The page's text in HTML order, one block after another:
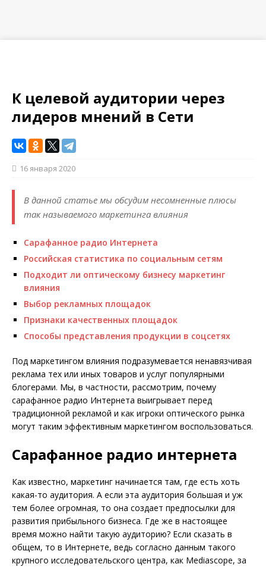
К целевой аудитории через
лидеров мнений в Сети
16 января 2020
В данной статье мы обсудим несомненные плюсы
так называемого маркетинга влияния
Сарафанное радио Интернета
Российская статистика по социальным сетям
Подходит ли оптическому бизнесу маркетинг
влияния
Выбор рекламных площадок
Признаки качественных площадок
Способы представления продукции в соцсетях
Под маркетингом влияния подразумевается ненавязчивая
реклама тех или иных товаров и услуг популярными
блогерами. Мы, в частности, рассмотрим, почему
сарафанное радио Интернета выигрывает перед
традиционной рекламой и как игроки оптического рынка
могут таким эффективным маркетингом воспользоваться.
Сарафанное радио интернета
Как известно, маркетинг начинается там, где есть хоть
какая-то аудитория. А если эта аудитория большая и уж
тем более огромная, то она создает предпосылки для
развития прибыльного бизнеса. Где же в настоящее
время можно найти такую аудиторию? Если сказать в
общем, то в Интернете, ведь согласно данным такого
крупного исследовательского центра, как Mediascope, за